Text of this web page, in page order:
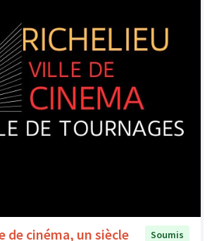
de cinéma, un siècle
Soumis